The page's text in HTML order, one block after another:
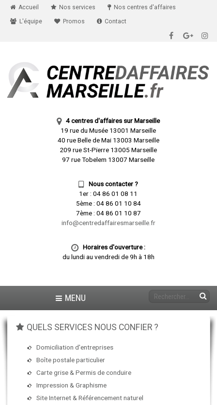
Accueil Nos services Nos centres d'affaires
L'équipe Promos Contact
4 centres d'affaires sur Marseille
19 rue du Musée 13001 Marseille
40 rue Belle de Mai 13003 Marseille
209 rue St-Pïerre 13005 Marseille
97 rue Tobelem 13007 Marseille
Nous contacter ?
1er :04 86 01 08 11
5ème : 04 86 01 10 84
7ème : 04 86 01 10 87
info@centredaffairesmarseille.fr
Horaires d'ouverture :
du lundi au vendredi de 9h à 18h
MENU
QUELS SERVICES NOUS CONFIER ?
Domiciliation d'entreprises
Boîte postale particulier
Carte grise & Permis de conduire
Impression & Graphisme
Site Internet & Référencement naturel